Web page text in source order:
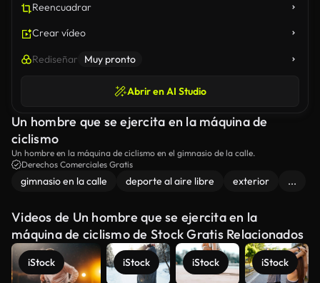
Reencuadrar
Crear vídeo
Rediseñar Muy pronto
Abrir en AI Studio
Un hombre que se ejercita en la máquina de
ciclismo
Un hombre en la máquina de ciclismo en el gimnasio de la calle.
Derechos Comerciales Gratis
gimnasio en la calle deporte al aire libre exterior ...
Videos de Un hombre que se ejercita en la
máquina de ciclismo de Stock Gratis Relacionados
iStock iStock iStock iStock